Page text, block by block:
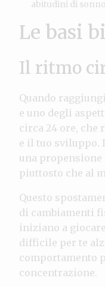
abitudini di
Le basi
Il ritmo
Quando
e uno degli
circa 24 ore, che
e il tuo sviluppo.
una propensione
piuttosto che al
Questo
di cambiamenti
iniziano a
difficile per te
comportamento
concentrazione.